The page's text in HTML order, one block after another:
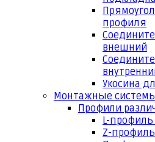
профиля
внешний
Укосина
Монтажные
Профили
L-
Z-профиль